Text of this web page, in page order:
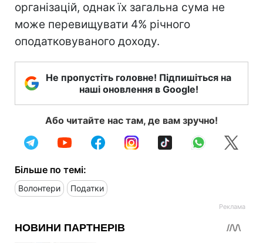
організацій, однак їх загальна сума не
може перевищувати 4% річного
оподатковуваного доходу.
Не пропустіть головне! Підпишіться на
наші оновлення в Google!
Або читайте нас там, де вам зручно!
Більше по темі:
Волонтери Податки